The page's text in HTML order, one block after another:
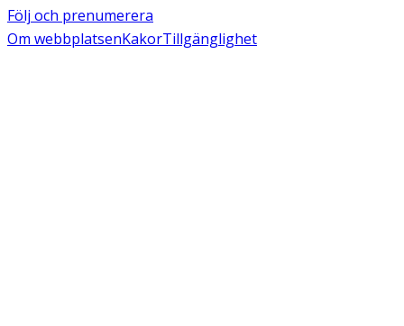
Följ och prenumerera
Om webbplatsenKakorTillgänglighet